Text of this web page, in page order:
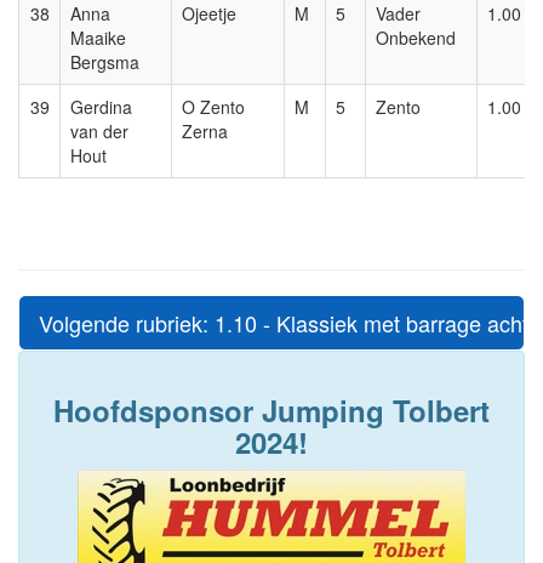
38
Anna
Maaike
Bergsma
Ojeetje M 5
Vader
Onbekend
1.00
39
Gerdina
van der
Hout
O Zento
Zerna
M 5 Zento 1.00
Volgende rubriek: 1.10 - Klassiek met barrage
Hoofdsponsor Jumping Tolbert
2024!